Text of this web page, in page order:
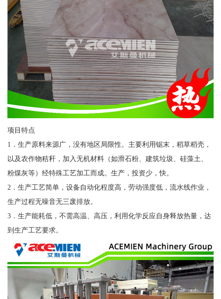
项目特点
1．生产原料来源广，没有地区局限性。主要利用锯末，稻草稻壳，
以及农作物秸秆，加入无机材料（如滑石粉、建筑垃圾、硅藻土、
粉煤灰等）经特殊工艺加工而成。生产，投资少，快。
2．生产工艺简单，设备自动化程度高，劳动强度低，流水线作业，
生产过程无噪音无三废排放。
3．生产能耗低，不需高温、高压，利用化学反应自身释放热量，达
到生产工艺要求。